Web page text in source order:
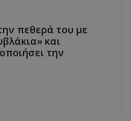
πεθερά του με
και
την